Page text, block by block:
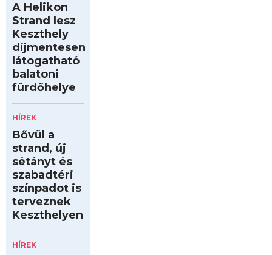
A Helikon
Strand lesz
Keszthely
díjmentesen
látogatható
balatoni
fürdőhelye
HÍREK
Bővül a
strand, új
sétányt és
szabadtéri
színpadot is
terveznek
Keszthelyen
HÍREK